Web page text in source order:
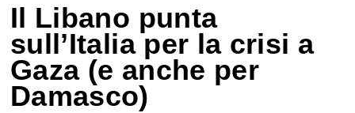
Il Libano punta
sull’Italia per la crisi a
Gaza (e anche per
Damasco)